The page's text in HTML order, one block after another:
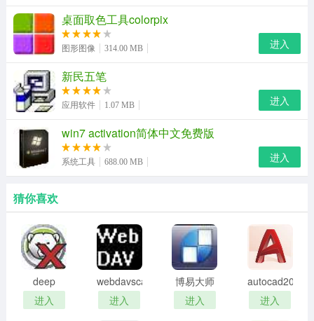
1、修复右键菜单崩溃而退回原始桌面的问题
2、柠檬日历新增2017年假节日放假记录，解决日历有些
日期点不了的问题
3、新增今日热门迷你新闻页（设置窗口可以关闭）
桌面取色工具colorpix
图形图像 314.00 MB 进入
新民五笔
应用软件 1.07 MB 进入
win7 activation简体中文免费版
系统工具 688.00 MB 进入
猜你喜欢
deep
freeze
password
进入
webdavscan
客户端
(web漏洞
进入
博易大师
资管版
进入
autocad2002
迷你版
进入